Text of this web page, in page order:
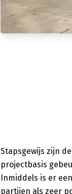
Stapsgewijs zijn
projectbasis
Inmiddels is er
partijen als zeer